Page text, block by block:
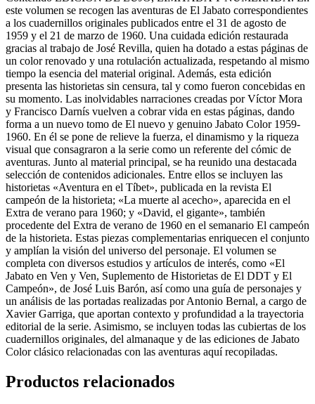
este volumen se recogen las aventuras de El Jabato correspondientes
a los cuadernillos originales publicados entre el 31 de agosto de
1959 y el 21 de marzo de 1960. Una cuidada edición restaurada
gracias al trabajo de José Revilla, quien ha dotado a estas páginas de
un color renovado y una rotulación actualizada, respetando al mismo
tiempo la esencia del material original. Además, esta edición
presenta las historietas sin censura, tal y como fueron concebidas en
su momento. Las inolvidables narraciones creadas por Víctor Mora
y Francisco Darnís vuelven a cobrar vida en estas páginas, dando
forma a un nuevo tomo de El nuevo y genuino Jabato Color 1959-
1960. En él se pone de relieve la fuerza, el dinamismo y la riqueza
visual que consagraron a la serie como un referente del cómic de
aventuras. Junto al material principal, se ha reunido una destacada
selección de contenidos adicionales. Entre ellos se incluyen las
historietas «Aventura en el Tíbet», publicada en la revista El
campeón de la historieta; «La muerte al acecho», aparecida en el
Extra de verano para 1960; y «David, el gigante», también
procedente del Extra de verano de 1960 en el semanario El campeón
de la historieta. Estas piezas complementarias enriquecen el conjunto
y amplían la visión del universo del personaje. El volumen se
completa con diversos estudios y artículos de interés, como «El
Jabato en Ven y Ven, Suplemento de Historietas de El DDT y El
Campeón», de José Luis Barón, así como una guía de personajes y
un análisis de las portadas realizadas por Antonio Bernal, a cargo de
Xavier Garriga, que aportan contexto y profundidad a la trayectoria
editorial de la serie. Asimismo, se incluyen todas las cubiertas de los
cuadernillos originales, del almanaque y de las ediciones de Jabato
Color clásico relacionadas con las aventuras aquí recopiladas.
Productos relacionados